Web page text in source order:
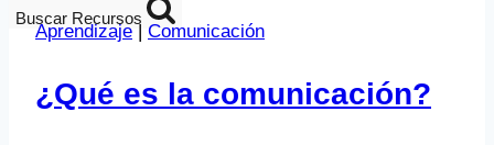
Buscar Recursos
Aprendizaje| Comunicación
¿Qué es la comunicación?